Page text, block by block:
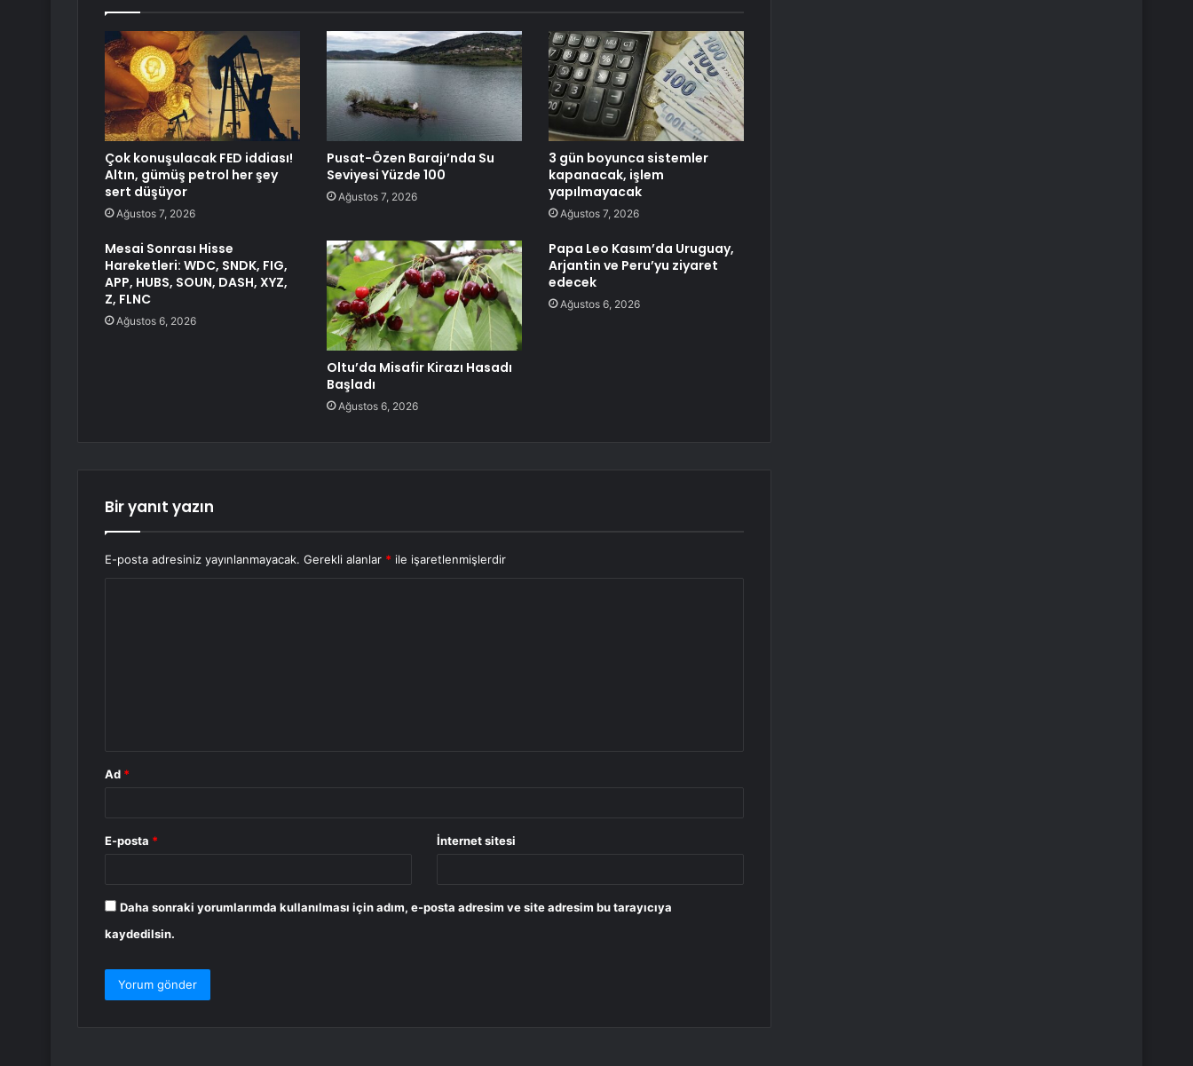
Çok konuşulacak FED iddiası!
Altın, gümüş petrol her şey
sert düşüyor
Ağustos 7, 2026
Pusat-Özen Barajı’nda Su
Seviyesi Yüzde 100
Ağustos 7, 2026
3 gün boyunca sistemler
kapanacak, işlem
yapılmayacak
Ağustos 7, 2026
Mesai Sonrası Hisse
Hareketleri: WDC, SNDK, FIG,
APP, HUBS, SOUN, DASH, XYZ,
Z, FLNC
Ağustos 6, 2026
Oltu’da Misafir Kirazı Hasadı
Başladı
Ağustos 6, 2026
Papa Leo Kasım’da Uruguay,
Arjantin ve Peru’yu ziyaret
edecek
Ağustos 6, 2026
Bir yanıt yazın
E-posta adresiniz yayınlanmayacak. Gerekli alanlar * ile işaretlenmişlerdir
Ad *
E-posta * İnternet sitesi
Daha sonraki yorumlarımda kullanılması için adım, e-posta adresim ve site adresim bu tarayıcıya
kaydedilsin.